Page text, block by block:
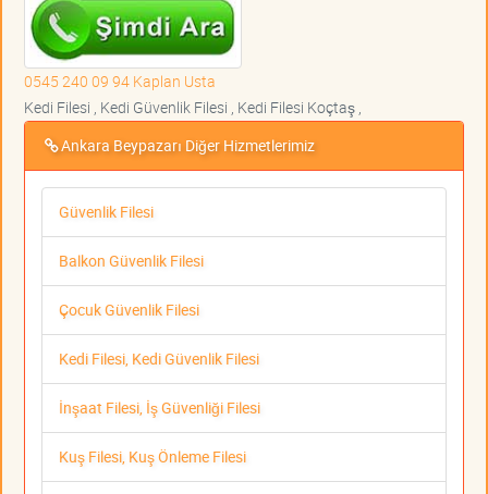
0545 240 09 94 Kaplan Usta
Kedi Filesi , Kedi Güvenlik Filesi , Kedi Filesi Koçtaş ,
Ankara Beypazarı Diğer Hizmetlerimiz
Güvenlik Filesi
Balkon Güvenlik Filesi
Çocuk Güvenlik Filesi
Kedi Filesi, Kedi Güvenlik Filesi
İnşaat Filesi, İş Güvenliği Filesi
Kuş Filesi, Kuş Önleme Filesi